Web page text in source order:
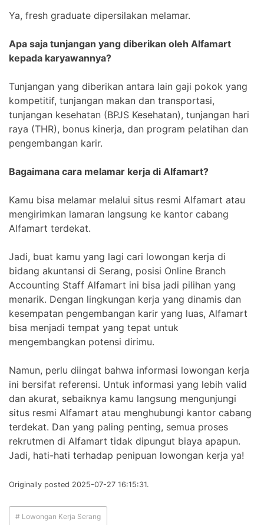
Ya, fresh graduate dipersilakan melamar.
Apa saja tunjangan yang diberikan oleh Alfamart
kepada karyawannya?
Tunjangan yang diberikan antara lain gaji pokok yang
kompetitif, tunjangan makan dan transportasi,
tunjangan kesehatan (BPJS Kesehatan), tunjangan hari
raya (THR), bonus kinerja, dan program pelatihan dan
pengembangan karir.
Bagaimana cara melamar kerja di Alfamart?
Kamu bisa melamar melalui situs resmi Alfamart atau
mengirimkan lamaran langsung ke kantor cabang
Alfamart terdekat.
Jadi, buat kamu yang lagi cari lowongan kerja di
bidang akuntansi di Serang, posisi Online Branch
Accounting Staff Alfamart ini bisa jadi pilihan yang
menarik. Dengan lingkungan kerja yang dinamis dan
kesempatan pengembangan karir yang luas, Alfamart
bisa menjadi tempat yang tepat untuk
mengembangkan potensi dirimu.
Namun, perlu diingat bahwa informasi lowongan kerja
ini bersifat referensi. Untuk informasi yang lebih valid
dan akurat, sebaiknya kamu langsung mengunjungi
situs resmi Alfamart atau menghubungi kantor cabang
terdekat. Dan yang paling penting, semua proses
rekrutmen di Alfamart tidak dipungut biaya apapun.
Jadi, hati-hati terhadap penipuan lowongan kerja ya!
Originally posted 2025-07-27 16:15:31.
# Lowongan Kerja Serang